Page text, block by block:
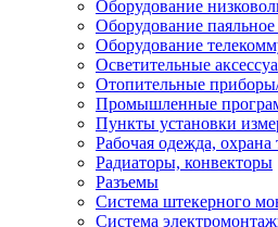
Оборудование
Оборудование
Оборудование
Осветительные
Отопительные
Промышленные
Пункты установки
Рабочая одежда, охрана
Радиаторы, конвекторы
Разъемы
Система штекерного
Система